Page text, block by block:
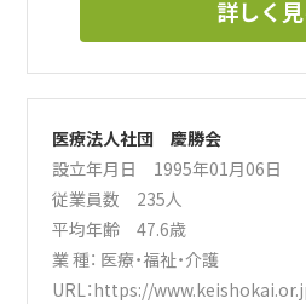
詳しく
医療法人社団 慶勝会
設立年月日 1995年01月06日
従業員数 235人
平均年齢 47.6歳
業 種： 医療・福祉・介護
URL：https://